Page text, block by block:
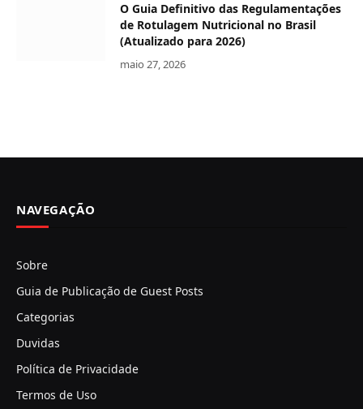
O Guia Definitivo das Regulamentações
de Rotulagem Nutricional no Brasil
(Atualizado para 2026)
maio 27, 2026
NAVEGAÇÃO
Sobre
Guia de Publicação de Guest Posts
Categorias
Duvidas
Política de Privacidade
Termos de Uso